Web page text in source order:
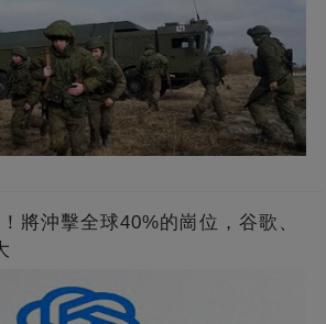
將沖擊全球40%的崗位，谷歌、